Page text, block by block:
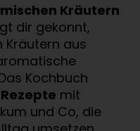
Kräutern
dir gekonnt,
Kräutern aus
Kochbuch
mit
und Co, die